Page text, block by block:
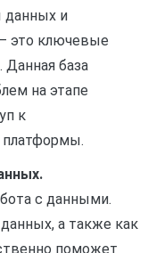
данных и
это ключевые
Данная база
на этапе
к
с данными.
а также как
поможет